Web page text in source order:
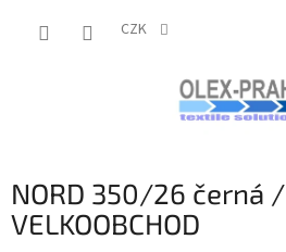
CZK
NORD 350/26 černá /
VELKOOBCHOD